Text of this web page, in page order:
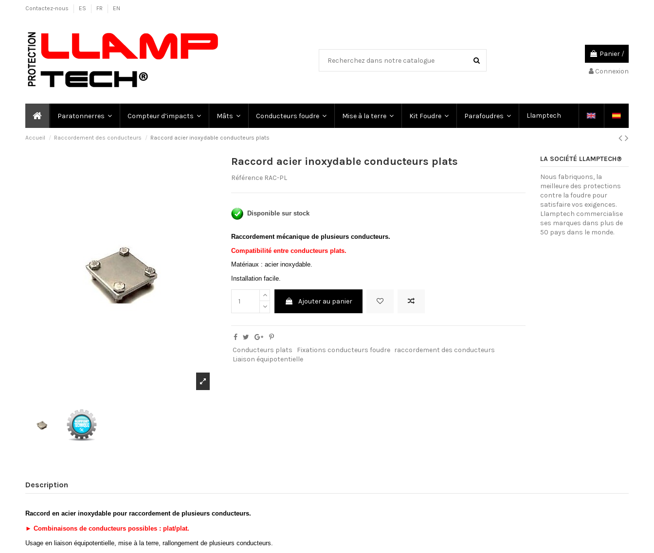
Contactez-nous ES FR EN
Panier /
Connexion
Paratonnerres Compteur d’impacts Mâts Conducteurs foudre Mise à la terre Kit Foudre Parafoudres Llamptech
Accueil Raccordement des conducteurs Raccord acier inoxydable conducteurs plats
Raccord acier inoxydable conducteurs plats
Référence RAC-PL
Disponible sur stock
Raccordement mécanique de plusieurs conducteurs.
Compatibilité entre conducteurs plats.
Matériaux : acier inoxydable.
Installation facile.
Ajouter au panier
Conducteurs plats Fixations conducteurs foudre
raccordement des conducteurs
Liaison équipotentielle
LA SOCIÉTÉ LLAMPTECH®
Nous fabriquons, la
meilleure des protections
contre la foudre pour
satisfaire vos exigences.
Llamptech commercialise
ses marques dans plus de
50 pays dans le monde.
Description
Raccord en acier inoxydable pour raccordement de plusieurs conducteurs.
► Combinaisons de conducteurs possibles : plat/plat.
Usage en liaison équipotentielle, mise à la terre, rallongement de plusieurs conducteurs.